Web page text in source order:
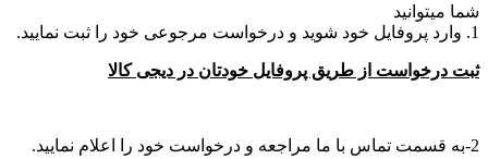
شما میتوانید
1. وارد پروفایل خود شوید و درخواست مرجوعی خود را ثبت نمایید.
ثبت درخواست از طریق پروفایل خودتان در دیجی کالا
2-به قسمت تماس با ما مراجعه و درخواست خود را اعلام نمایید.